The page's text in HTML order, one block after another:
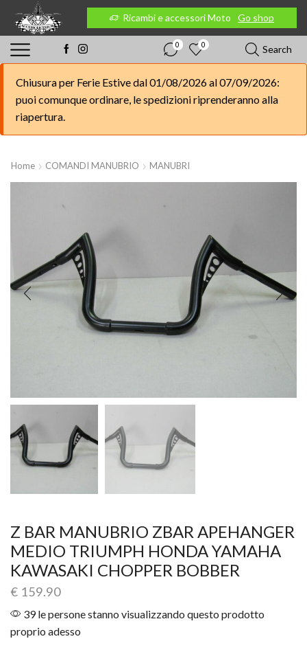
Go shop Ricambi e accessori Moto Go shop
0 0 Search
Chiusura per Ferie Estive dal 01/08/2026 al 07/09/2026:
puoi comunque ordinare, le spedizioni riprenderanno alla
riapertura.
Home COMANDI MANUBRIO MANUBRI
Z BAR MANUBRIO ZBAR APEHANGER
MEDIO TRIUMPH HONDA YAMAHA
KAWASAKI CHOPPER BOBBER
€ 159.90
39 le persone stanno visualizzando questo prodotto
proprio adesso